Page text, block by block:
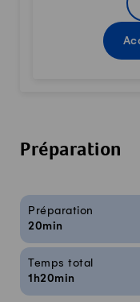
Préparation
Infos sur la recette
Préparation
20min
Temps total
1h20min